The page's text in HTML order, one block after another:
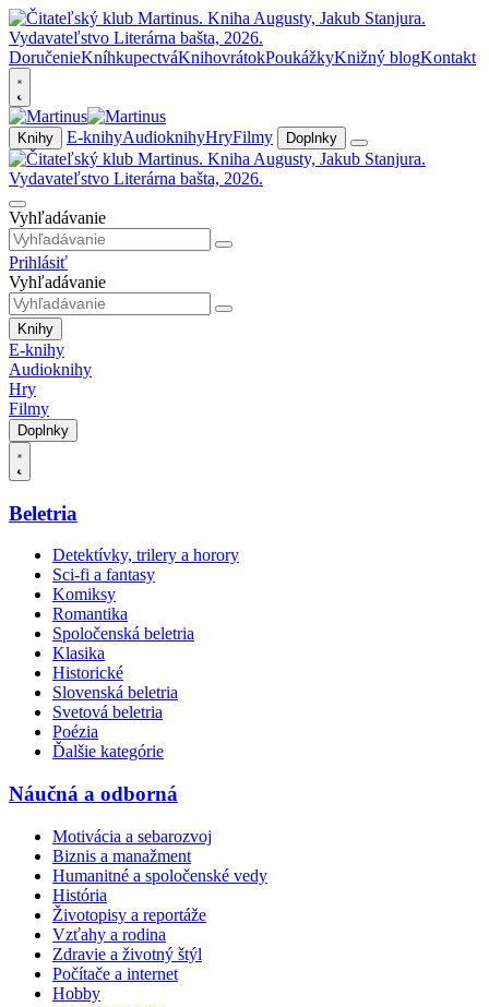
DoručenieKníhkupectváKnihovrátokPoukážkyKnižný blogKontakt
Knihy E-knihyAudioknihyHryFilmy Doplnky
Vyhľadávanie
Prihlásiť
Vyhľadávanie
Knihy
E-knihy
Audioknihy
Hry
Filmy
Doplnky
Beletria
Detektívky, trilery a horory
Sci-fi a fantasy
Komiksy
Romantika
Spoločenská beletria
Klasika
Historické
Slovenská beletria
Svetová beletria
Poézia
Ďalšie kategórie
Náučná a odborná
Motivácia a sebarozvoj
Biznis a manažment
Humanitné a spoločenské vedy
História
Životopisy a reportáže
Vzťahy a rodina
Zdravie a životný štýl
Počítače a internet
Hobby